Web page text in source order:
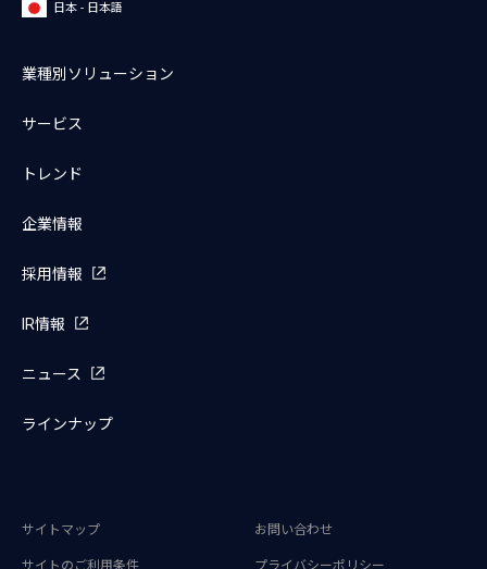
日本 - 日本語
業種別ソリューション
サービス
トレンド
企業情報
採用情報
IR情報
ニュース
ラインナップ
サイトマップ お問い合わせ